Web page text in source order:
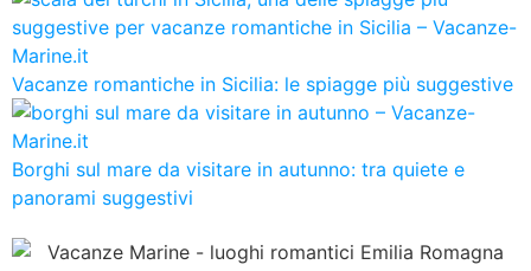
Vacanze romantiche in Sicilia: le spiagge più suggestive
Borghi sul mare da visitare in autunno: tra quiete e
panorami suggestivi